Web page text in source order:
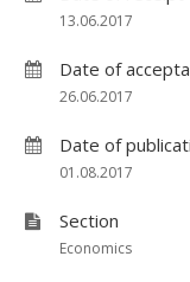
13.06.2017
Date of
26.06.2017
Date of
01.08.2017
Section
Economics